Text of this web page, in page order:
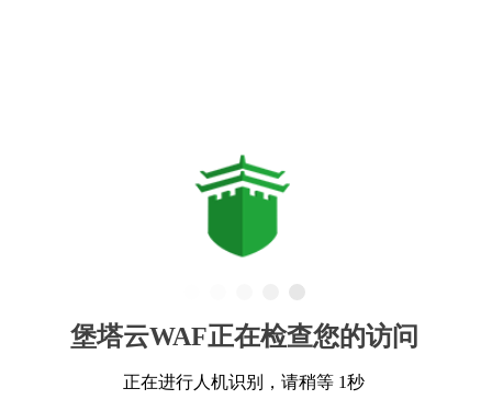
堡塔云WAF正在检查您的访问
正在进行人机识别，请稍等 1秒